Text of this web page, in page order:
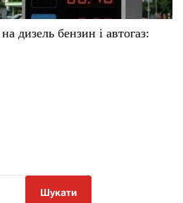
дизель бензин і автогаз: